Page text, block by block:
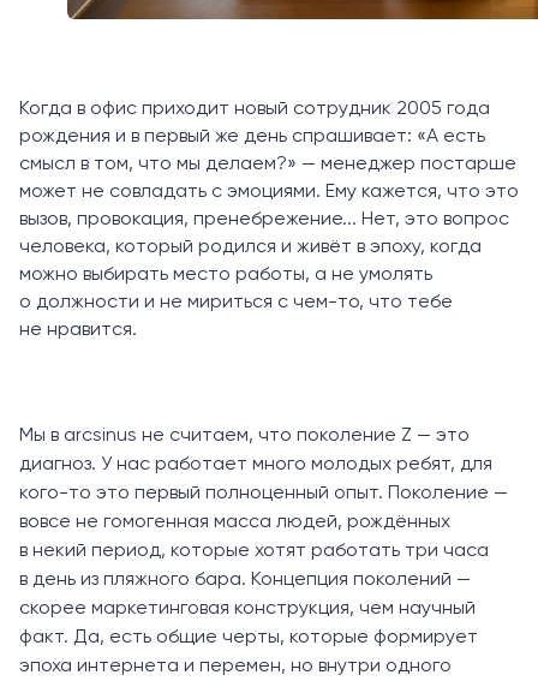
Когда в офис приходит новый сотрудник 2005 года
рождения и в первый же день спрашивает: «А есть
смысл в том, что мы делаем?» — менеджер постарше
может не совладать с эмоциями. Ему кажется, что это
вызов, провокация, пренебрежение... Нет, это вопрос
человека, который родился и живёт в эпоху, когда
можно выбирать место работы, а не умолять
о должности и не мириться с чем-то, что тебе
не нравится.
Мы в arcsinus не считаем, что поколение Z — это
диагноз. У нас работает много молодых ребят, для
кого-то это первый полноценный опыт. Поколение —
вовсе не гомогенная масса людей, рождённых
в некий период, которые хотят работать три часа
в день из пляжного бара. Концепция поколений —
скорее маркетинговая конструкция, чем научный
факт. Да, есть общие черты, которые формирует
эпоха интернета и перемен, но внутри одного